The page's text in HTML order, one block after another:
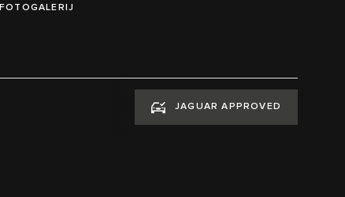
FOTOGALERIJ
JAGUAR APPROVED